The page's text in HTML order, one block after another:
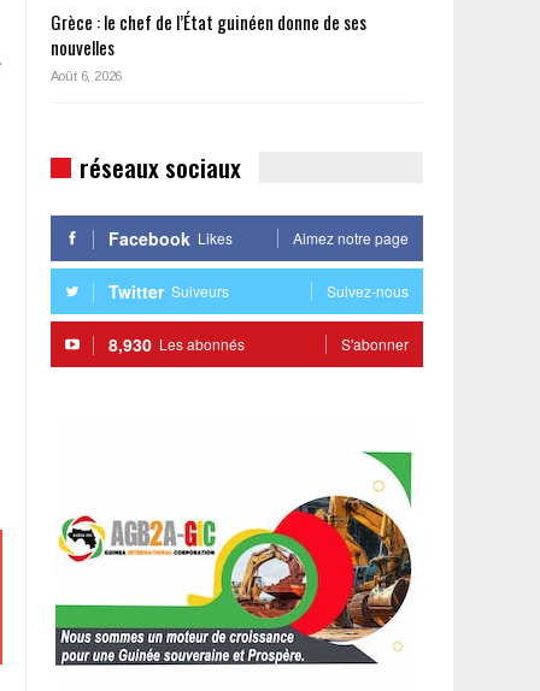
Grèce : le chef de l’État guinéen donne de ses
nouvelles
Août 6, 2026
réseaux sociaux
Facebook Likes Aimez notre page
Twitter Suiveurs Suivez-nous
8,930 Les abonnés S'abonner